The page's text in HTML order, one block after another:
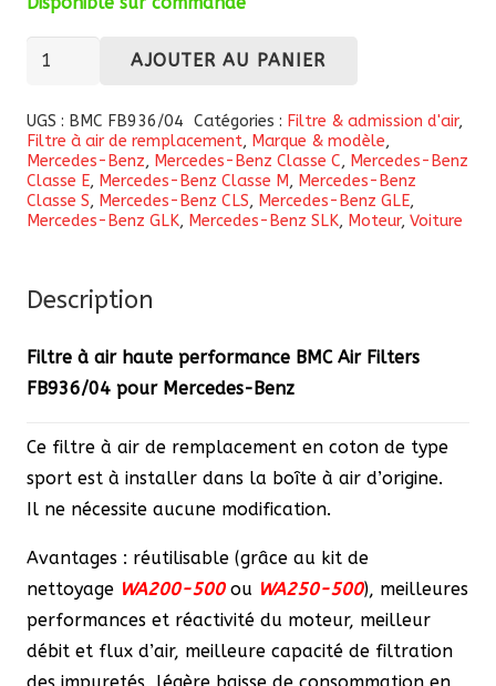
quantité
Filtre
à
air
haute
Air
FB936/04
pour
Benz
AJOUTER AU PANIER
UGS : BMC FB936/04 Catégories : Filtre & admission d'air,
Filtre à air de remplacement, Marque & modèle,
Mercedes-Benz, Mercedes-Benz Classe C, Mercedes-Benz
Classe E, Mercedes-Benz Classe M, Mercedes-Benz
Classe S, Mercedes-Benz CLS, Mercedes-Benz GLE,
Mercedes-Benz GLK, Mercedes-Benz SLK, Moteur, Voiture
Description
Filtre à air haute performance BMC Air Filters
FB936/04 pour Mercedes-Benz
Ce filtre à air de remplacement en coton de type
sport est à installer dans la boîte à air d’origine.
Il ne nécessite aucune modification.
Avantages : réutilisable (grâce au kit de
nettoyage WA200-500ou WA250-500), meilleures
performances et réactivité du moteur, meilleur
débit et flux d’air, meilleure capacité de filtration